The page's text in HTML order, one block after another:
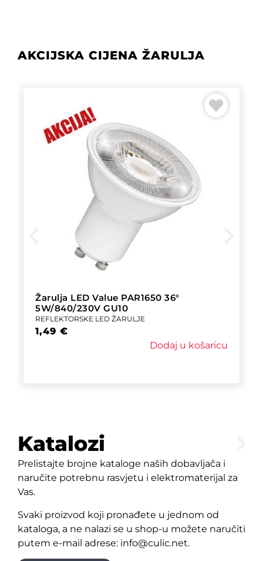
AKCIJSKA CIJENA ŽARULJA
Žarulja LED Value PAR1650 36°
5W/840/230V GU10
REFLEKTORSKE LED ŽARULJE
1,49 €
Dodaj u košaricu
Katalozi
Prelistajte brojne kataloge naših dobavljača i
naručite potrebnu rasvjetu i elektromaterijal za
Vas.
Svaki proizvod koji pronađete u jednom od
kataloga, a ne nalazi se u shop-u možete naručiti
putem e-mail adrese: info@culic.net.